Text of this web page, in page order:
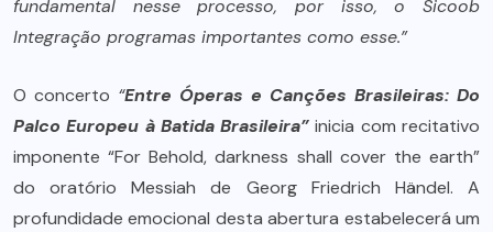
fundamental nesse processo, por isso, o Sicoob
Integração programas importantes como esse.”
O concerto “Entre Óperas e Canções Brasileiras: Do
Palco Europeu à Batida Brasileira” inicia com recitativo
imponente “For Behold, darkness shall cover the earth”
do oratório Messiah de Georg Friedrich Händel. A
profundidade emocional desta abertura estabelecerá um